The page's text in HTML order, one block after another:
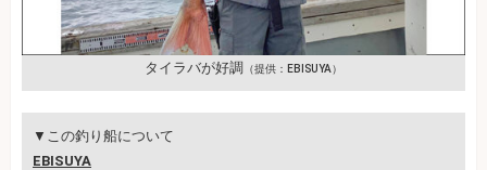
タイラバが好調 （提供：EBISUYA）
▼この釣り船について
EBISUYA